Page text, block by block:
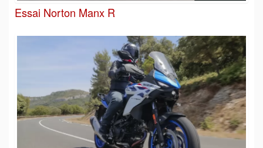
Essai Norton Manx R